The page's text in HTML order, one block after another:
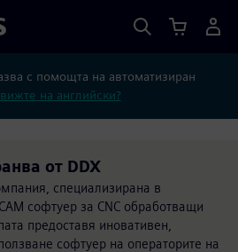
с помощта на автоматизиран
на английски?
от DDX
специализирана в
софтуер за CNC обработващи
предоставя иновативен,
софтуер на операторите на